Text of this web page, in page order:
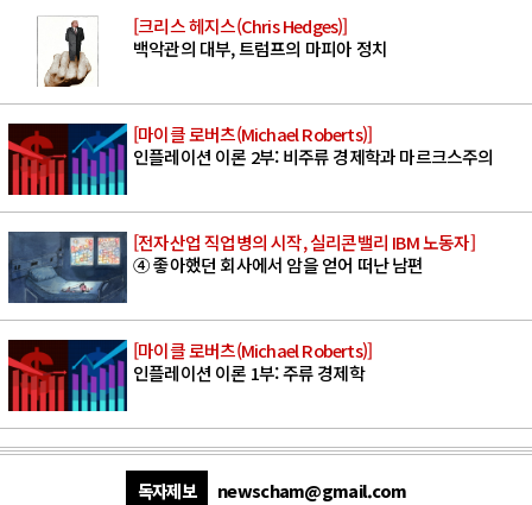
[크리스 헤지스(Chris Hedges)]
백악관의 대부, 트럼프의 마피아 정치
[마이클 로버츠(Michael Roberts)]
인플레이션 이론 2부: 비주류 경제학과 마르크스주의
[전자산업 직업병의 시작, 실리콘밸리 IBM 노동자]
④ 좋아했던 회사에서 암을 얻어 떠난 남편
[마이클 로버츠(Michael Roberts)]
인플레이션 이론 1부: 주류 경제학
독자제보 newscham@gmail.com